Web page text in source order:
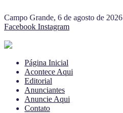
Campo Grande, 6 de agosto de 2026
Facebook Instagram
Página Inicial
Acontece Aqui
Editorial
Anunciantes
Anuncie Aqui
Contato